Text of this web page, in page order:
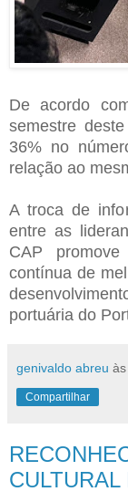
De acordo
semestre
36% no
relação ao
A troca de
entre as
CAP
contínua de
portuária do
genivaldo abreu às
Compartilhar